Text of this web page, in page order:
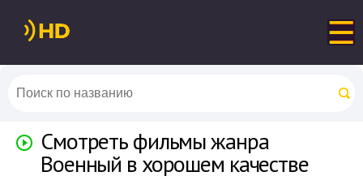
Смотреть фильмы жанра
Военный в хорошем качестве